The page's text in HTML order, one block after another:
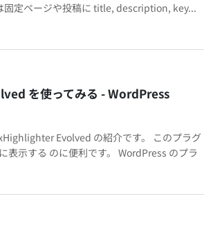
固定ページや投稿に title, description, key...
を使ってみる - WordPress
Evolved の紹介です。 このプラグ
表示する のに便利です。 WordPress のプラ